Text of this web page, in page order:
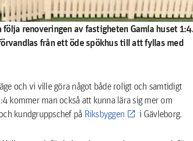
renoveringen av fastigheten Gamla huset
från ett öde spökhus till att fyllas med
och vi ville göra något både roligt och samtidigt
kommer man också att kunna lära sig mer om
kundgruppschef på Riksbyggen i Gävleborg.